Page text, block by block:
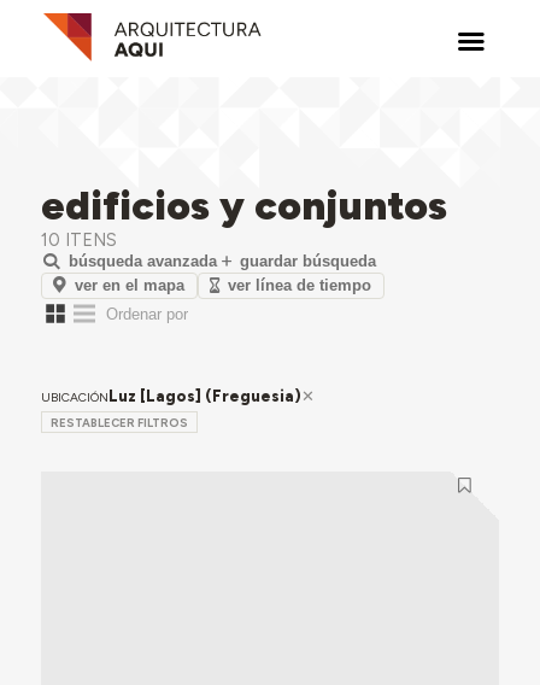
edificios y conjuntos
10 ITENS
búsqueda avanzada
guardar búsqueda
ver en el mapa
ver línea de tiempo
UBICACIÓNLuz [Lagos] (Freguesia)
RESTABLECER FILTROS